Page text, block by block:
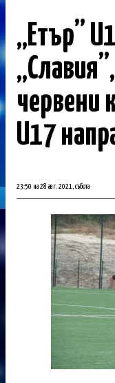
„Етър”
червени
U17
23:50 на 28 авг. 2021, събота